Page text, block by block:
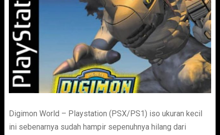
Digimon World – Playstation (PSX/PS1) iso ukuran kecil
ini sebenarnya sudah hampir sepenuhnya hilang dari